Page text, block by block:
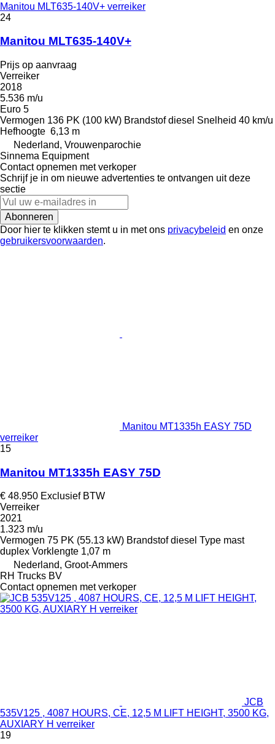
Manitou MLT635-140V+ verreiker
24
Manitou MLT635-140V+
Prijs op aanvraag
Verreiker
2018
5.536 m/u
Euro 5
Vermogen 136 PK (100 kW) Brandstof diesel Snelheid 40 km/u
Hefhoogte 6,13 m
Nederland, Vrouwenparochie
Sinnema Equipment
Contact opnemen met verkoper
Schrijf je in om nieuwe advertenties te ontvangen uit deze
sectie
Abonneren
Door hier te klikken stemt u in met ons privacybeleid en onze
gebruikersvoorwaarden.
Manitou MT1335h EASY 75D
verreiker
15
Manitou MT1335h EASY 75D
€ 48.950 Exclusief BTW
Verreiker
2021
1.323 m/u
Vermogen 75 PK (55.13 kW) Brandstof diesel Type mast
duplex Vorklengte 1,07 m
Nederland, Groot-Ammers
RH Trucks BV
Contact opnemen met verkoper
JCB
535V125 , 4087 HOURS, CE, 12,5 M LIFT HEIGHT, 3500 KG,
AUXIARY H verreiker
19